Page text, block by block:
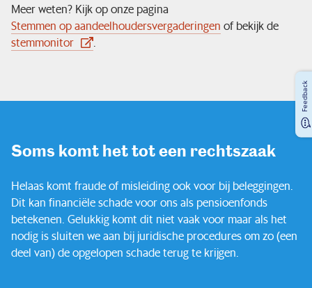
Meer weten? Kijk op onze pagina
Stemmen op aandeelhoudersvergaderingen of bekijk de
stemmonitor
.
Soms komt het tot een rechtszaak
Helaas komt fraude of misleiding ook voor bij beleggingen.
Dit kan financiële schade voor ons als pensioenfonds
betekenen. Gelukkig komt dit niet vaak voor maar als het
nodig is sluiten we aan bij juridische procedures om zo (een
deel van) de opgelopen schade terug te krijgen.
Feedback